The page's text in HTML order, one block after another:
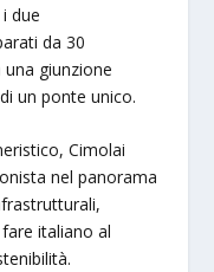
due
da 30
giunzione
un ponte unico.
Cimolai
nel panorama
italiano al